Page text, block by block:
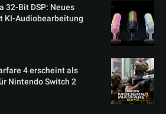
32-Bit DSP: Neues
KI-Audiobearbeitung
4 erscheint als
Nintendo Switch 2